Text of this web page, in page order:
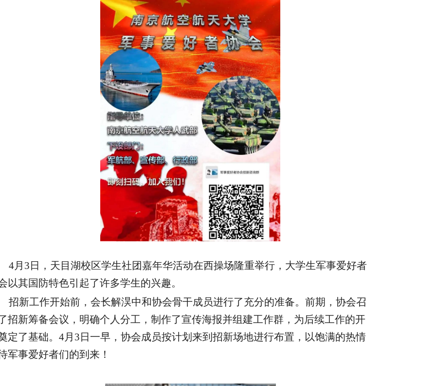
4月 3 日，天目湖校区学生社团嘉年华活动在西操场隆重举行，大学生军事爱好者
以其国防特色引起了许多学生的兴趣。
招新工作开始前，会长解淏中和协会骨干成员进行了充分的准备。前期，协会召
招新筹备会议，明确个人分工，制作了宣传海报并组建工作群，为后续工作的开
定了基础。 4月 3 日一早，协会成员按计划来到招新场地进行布置，以饱满的热情
军事爱好者们的到来！